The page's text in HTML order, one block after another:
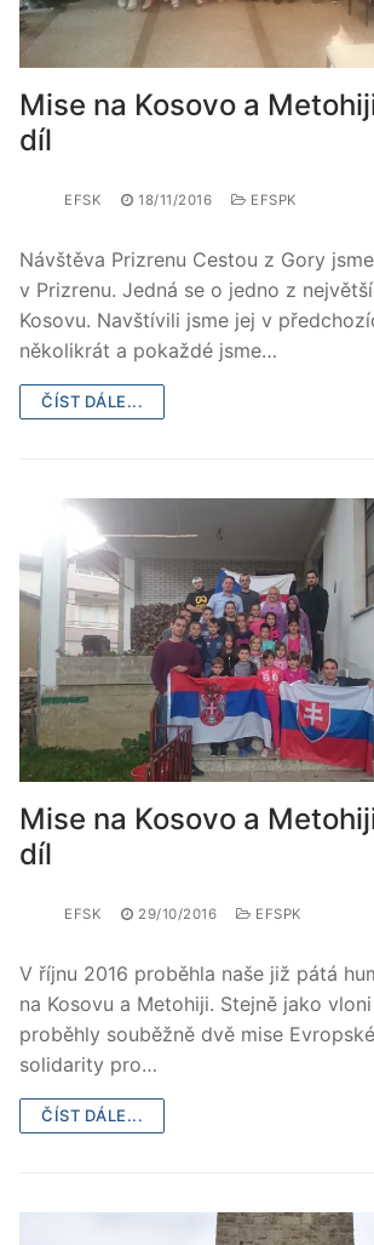
Mise na Kosovo a
díl
EFSK 18/11/2016 EFSPK
Návštěva Prizrenu Cestou z Gory
v Prizrenu. Jedná se o jedno z
Kosovu. Navštívili jsme jej v
několikrát a pokaždé jsme…
ČÍST DÁLE...
Mise na Kosovo a
díl
EFSK 29/10/2016 EFSPK
V říjnu 2016 proběhla naše již pátá
na Kosovu a Metohiji. Stejně jako
proběhly souběžně dvě mise
solidarity pro…
ČÍST DÁLE...